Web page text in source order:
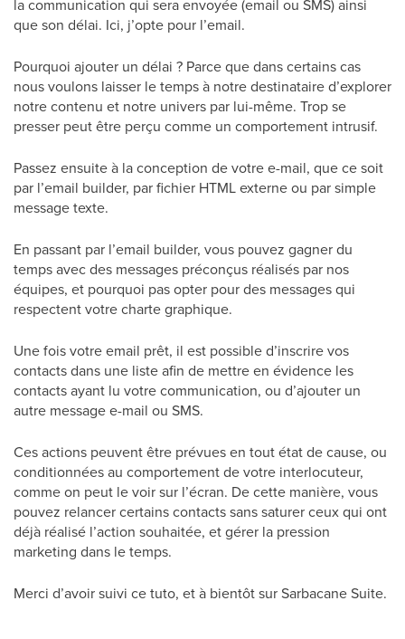
la communication qui sera envoyée (email ou SMS) ainsi
que son délai. Ici, j’opte pour l’email.
Pourquoi ajouter un délai ? Parce que dans certains cas
nous voulons laisser le temps à notre destinataire d’explorer
notre contenu et notre univers par lui-même. Trop se
presser peut être perçu comme un comportement intrusif.
Passez ensuite à la conception de votre e-mail, que ce soit
par l’email builder, par fichier HTML externe ou par simple
message texte.
En passant par l’email builder, vous pouvez gagner du
temps avec des messages préconçus réalisés par nos
équipes, et pourquoi pas opter pour des messages qui
respectent votre charte graphique.
Une fois votre email prêt, il est possible d’inscrire vos
contacts dans une liste afin de mettre en évidence les
contacts ayant lu votre communication, ou d’ajouter un
autre message e-mail ou SMS.
Ces actions peuvent être prévues en tout état de cause, ou
conditionnées au comportement de votre interlocuteur,
comme on peut le voir sur l’écran. De cette manière, vous
pouvez relancer certains contacts sans saturer ceux qui ont
déjà réalisé l’action souhaitée, et gérer la pression
marketing dans le temps.
Merci d’avoir suivi ce tuto, et à bientôt sur Sarbacane Suite.